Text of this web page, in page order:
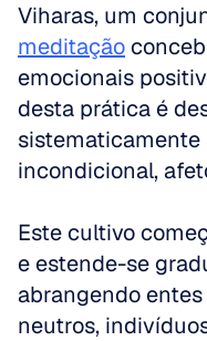
Viharas, um
meditação
emocionais
desta prática é
incondicional,
Este cultivo
e estende-se
abrangendo
neutros,